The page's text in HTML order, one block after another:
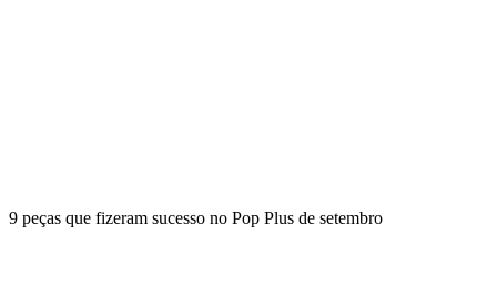
9 peças que fizeram sucesso no Pop Plus de setembro